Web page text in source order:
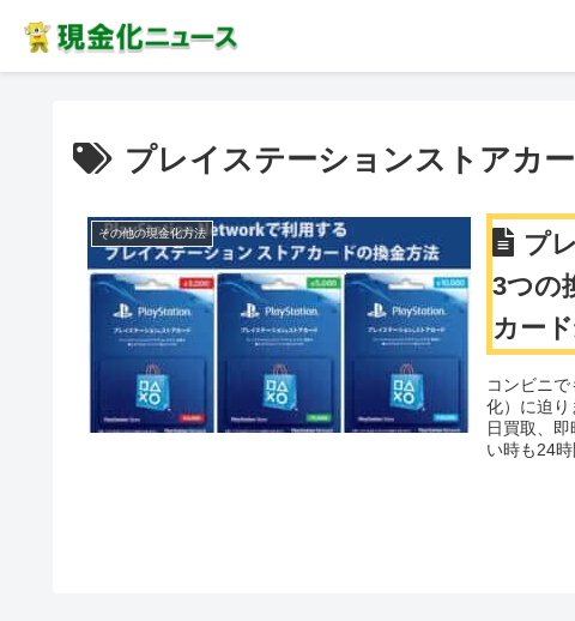
プレイステーションストアカ
その他の現金化方法
プ
3つの
カー
【
コンビニ
化）に迫り
日買取、
い時も24
け取るこ